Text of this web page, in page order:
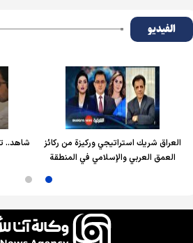
الفیدیو
العراق شريك استراتيجي وركيزة من ركائز
العمق العربي والإسلامي في المنطقة
شاهد..